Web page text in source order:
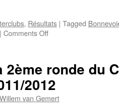
, Résultats | Tagged
| Comments Offon
–
Differdingen
bezwingt
2ème ronde du
2012
Willem van Gemert